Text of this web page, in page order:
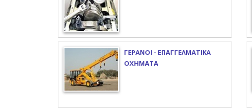
ΓΕΡΑΝΟΙ - ΕΠΑΓΓΕΛΜΑΤΙΚΑ
ΟΧΗΜΑΤΑ